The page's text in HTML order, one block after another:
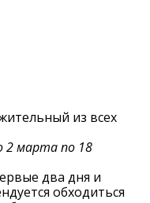
из всех
2 марта по 18
два дня и
обходиться